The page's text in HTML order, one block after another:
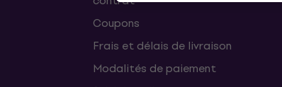
Coupons
Frais et délais de livraison
Modalités de paiement